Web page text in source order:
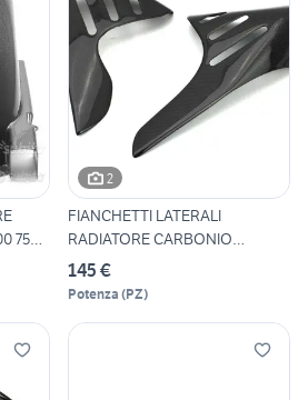
750
2
FIANCHETTI LATERALI
RADIATORE CARBONIO
MONSTER S2R
145 €
Potenza (PZ)